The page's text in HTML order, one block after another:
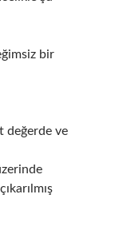
bir
değerde ve